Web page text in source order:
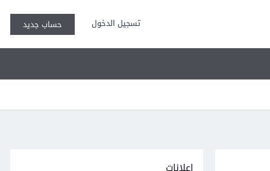
تسجيل الدخول حساب جديد